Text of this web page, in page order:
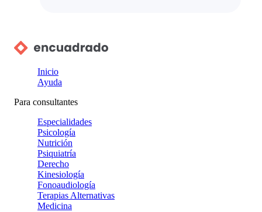
Inicio
Ayuda
Para consultantes
Especialidades
Psicología
Nutrición
Psiquiatría
Derecho
Kinesiología
Fonoaudiología
Terapias Alternativas
Medicina